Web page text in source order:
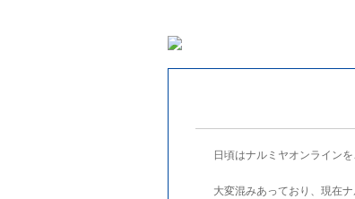
日頃はナルミヤオンライン
大変混みあっており、現在